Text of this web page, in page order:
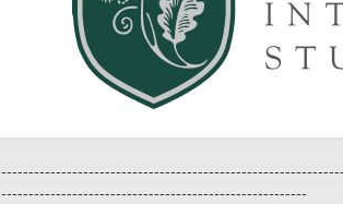
--------------------------------------------------------